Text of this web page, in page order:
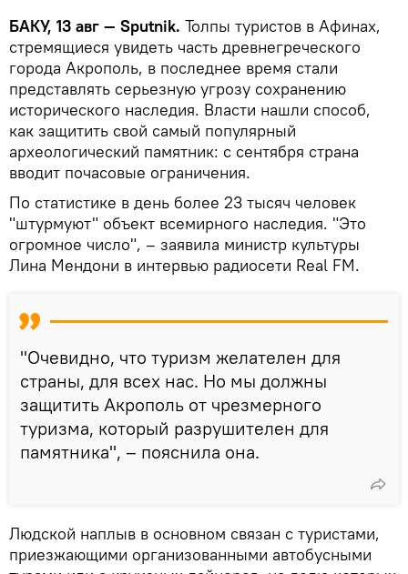
БАКУ, 13 авг — Sputnik. Толпы туристов в Афинах,
стремящиеся увидеть часть древнегреческого
города Акрополь, в последнее время стали
представлять серьезную угрозу сохранению
исторического наследия. Власти нашли способ,
как защитить свой самый популярный
археологический памятник: с сентября страна
вводит почасовые ограничения.
По статистике в день более 23 тысяч человек
"штурмуют" объект всемирного наследия. "Это
огромное число", – заявила министр культуры
Лина Мендони в интервью радиосети Real FM.
"Очевидно, что туризм желателен для
страны, для всех нас. Но мы должны
защитить Акрополь от чрезмерного
туризма, который разрушителен для
памятника", – пояснила она.
Людской наплыв в основном связан с туристами,
приезжающими организованными автобусными